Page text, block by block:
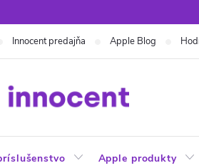
Innocent predajňa Apple Blog
Apple produkty